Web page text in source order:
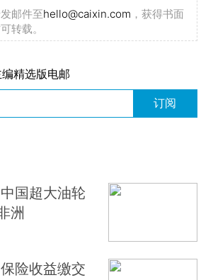
邮件至hello@caixin.com ，获得书面
转载。
精选版电邮
订阅
国超大油轮
洲
险收益缴交